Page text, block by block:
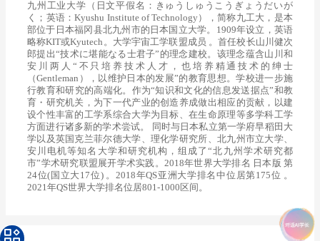
九州工业大学（日文平假名：きゅうしゅうこうぎょうだいが
く；英语：Kyushu Institute of Technology），简称九工大，是本
部位于日本福冈县北九州市的日本国立大学。1909年设立，英语
略称KIT或Kyutech。大学宇宙工学联盟成员 。首任校长山川健次
郎提出“技术に堪能なる士君子”的理念建校。该理念蕴含山川和
安川两人“不只培养技术人才，也培养精通技术的绅士
（Gentleman），以维护日本的发展”的教育思想。学校进一步施
行教育和研究的高端化。作为“知识和文化的信息发送据点”和教
育・研究机关，为下一代产业的创造养成做出相应的贡献，以建
设个性丰富的工学系综合大学为目标、在生命原理等多学科工学
方面进行诸多新的学术尝试。 同时与日本私立第一学府早稻田大
学以及英国克兰菲尔德大学、理化学研究所、北九州市立大学、
安川电机等知名大学和研究机构，组成了“北九州学术研究都
市”学术研究联盟展开学术实践。2018年世界大学排名 日本版 第
24位(国立大17位) 。2018年QS亚洲大学排名中位居第175位 。